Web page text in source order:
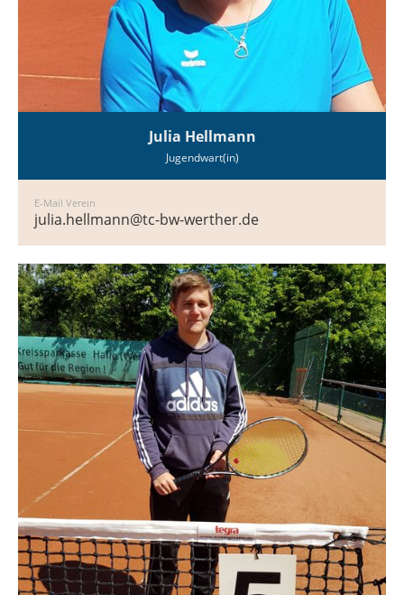
Julia Hellmann
Jugendwart(in)
E-Mail Verein
julia.hellmann@tc-bw-werther.de